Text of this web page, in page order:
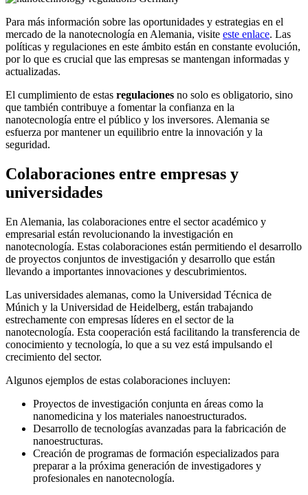
Para más información sobre las oportunidades y estrategias en el
mercado de la nanotecnología en Alemania, visite este enlace. Las
políticas y regulaciones en este ámbito están en constante evolución,
por lo que es crucial que las empresas se mantengan informadas y
actualizadas.
El cumplimiento de estas regulaciones no solo es obligatorio, sino
que también contribuye a fomentar la confianza en la
nanotecnología entre el público y los inversores. Alemania se
esfuerza por mantener un equilibrio entre la innovación y la
seguridad.
Colaboraciones entre empresas y
universidades
En Alemania, las colaboraciones entre el sector académico y
empresarial están revolucionando la investigación en
nanotecnología. Estas colaboraciones están permitiendo el desarrollo
de proyectos conjuntos de investigación y desarrollo que están
llevando a importantes innovaciones y descubrimientos.
Las universidades alemanas, como la Universidad Técnica de
Múnich y la Universidad de Heidelberg, están trabajando
estrechamente con empresas líderes en el sector de la
nanotecnología. Esta cooperación está facilitando la transferencia de
conocimiento y tecnología, lo que a su vez está impulsando el
crecimiento del sector.
Algunos ejemplos de estas colaboraciones incluyen:
Proyectos de investigación conjunta en áreas como la
nanomedicina y los materiales nanoestructurados.
Desarrollo de tecnologías avanzadas para la fabricación de
nanoestructuras.
Creación de programas de formación especializados para
preparar a la próxima generación de investigadores y
profesionales en nanotecnología.